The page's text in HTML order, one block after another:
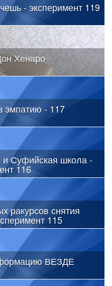
- эксперимент 119
Хенаро
эмпатию - 117
Суфийская школа -
116
ракурсов снятия
115
ВЕЗДЕ